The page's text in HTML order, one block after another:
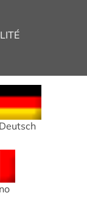
Deutsch